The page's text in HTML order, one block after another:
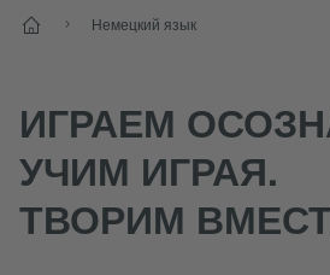
Старт Немецкий язык
ИГРАЕМ
УЧИМ ИГРАЯ.
ТВОРИМ